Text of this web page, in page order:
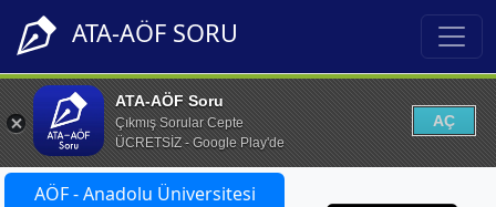
ATA-AÖF SORU
ATA-AÖF Soru
Çıkmış Sorular Cepte
ÜCRETSİZ - Google Play'de
AÇ
AÖF - Anadolu Üniversitesi